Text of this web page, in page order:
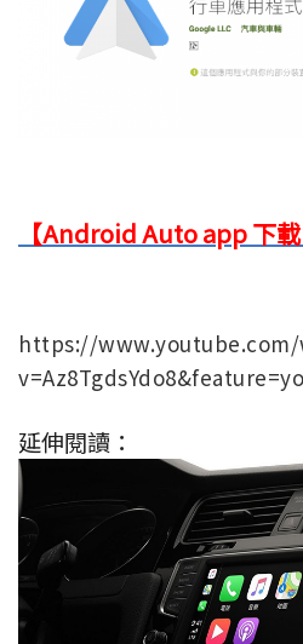
【Android Auto app 下
https://
延伸閱讀：